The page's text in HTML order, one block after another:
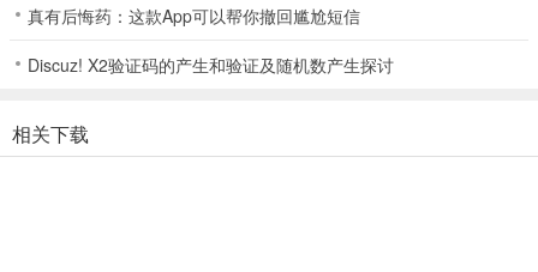
答：支持多种视频格式，畅享沉浸式视频播放体验，流畅播放拒绝卡
答：可轻松提取视频音频进行操作，支持多种音频文件格式，能后台
真有后悔药：这款App可以帮你撤回尴尬短信
Discuz! X2验证码的产生和验证及随机数产生探讨
相关下载